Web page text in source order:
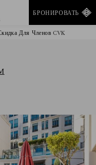
БРОНИРОВАТЬ
Для Членов CVK